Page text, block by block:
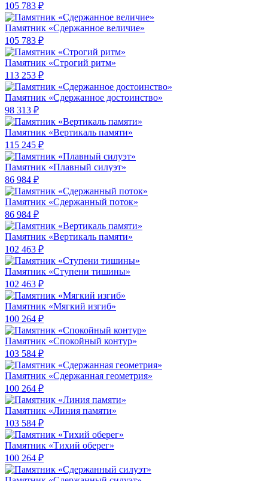
105 783 ₽
Памятник «Сдержанное величие»
105 783 ₽
Памятник «Строгий ритм»
113 253 ₽
Памятник «Сдержанное достоинство»
98 313 ₽
Памятник «Вертикаль памяти»
115 245 ₽
Памятник «Плавный силуэт»
86 984 ₽
Памятник «Сдержанный поток»
86 984 ₽
Памятник «Вертикаль памяти»
102 463 ₽
Памятник «Ступени тишины»
102 463 ₽
Памятник «Мягкий изгиб»
100 264 ₽
Памятник «Спокойный контур»
103 584 ₽
Памятник «Сдержанная геометрия»
100 264 ₽
Памятник «Линия памяти»
103 584 ₽
Памятник «Тихий оберег»
100 264 ₽